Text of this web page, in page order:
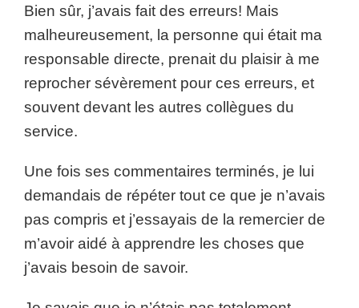
Bien sûr, j’avais fait des erreurs! Mais
malheureusement, la personne qui était ma
responsable directe, prenait du plaisir à me
reprocher sévèrement pour ces erreurs, et
souvent devant les autres collègues du
service.
Une fois ses commentaires terminés, je lui
demandais de répéter tout ce que je n’avais
pas compris et j’essayais de la remercier de
m’avoir aidé à apprendre les choses que
j’avais besoin de savoir.